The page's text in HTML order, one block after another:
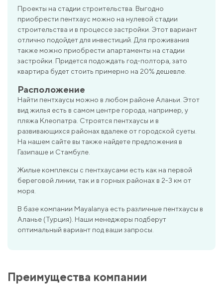
Проекты на стадии строительства. Выгодно
приобрести пентхаус можно на нулевой стадии
строительства и в процессе застройки. Этот вариант
отлично подойдет для инвестиций. Для проживания
также можно приобрести апартаменты на стадии
застройки. Придется подождать год-полтора, зато
квартира будет стоить примерно на 20% дешевле.
Расположение
Найти пентхаусы можно в любом районе Аланьи. Этот
вид жилья есть в самом центре города, например, у
пляжа Клеопатра. Строятся пентхаусы и в
развивающихся районах вдалеке от городской суеты.
На нашем сайте вы также найдете предложения в
Газипаше и Стамбуле.
Жилые комплексы с пентхаусами есть как на первой
береговой линии, так и в горных районах в 2-3 км от
моря.
В базе компании Mayalanya есть различные пентхаусы в
Аланье (Турция). Наши менеджеры подберут
оптимальный вариант под ваши запросы.
Преимущества компании